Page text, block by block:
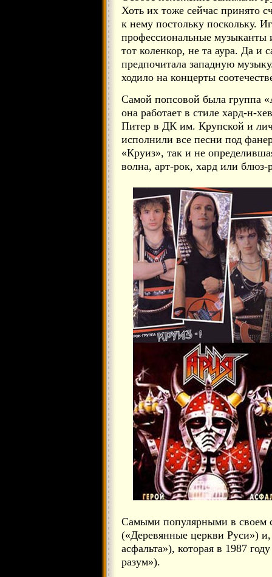
Хоть их тоже сейчас принято
к нему постольку поскольку.
профессиональные музыканты
тот коленкор, не та аура. Да и
предпочитала западную
ходило на концерты
Самой попсовой была группа
она работает в стиле хард-н-
Питер в ДК им. Крупской и
исполнили все песни под
«Круиз», так и не
волна, арт-рок, хард или блюз-
Самыми популярными в своем
(«Деревянные церкви Руси»)
асфальта»), которая в 1987
разум»).